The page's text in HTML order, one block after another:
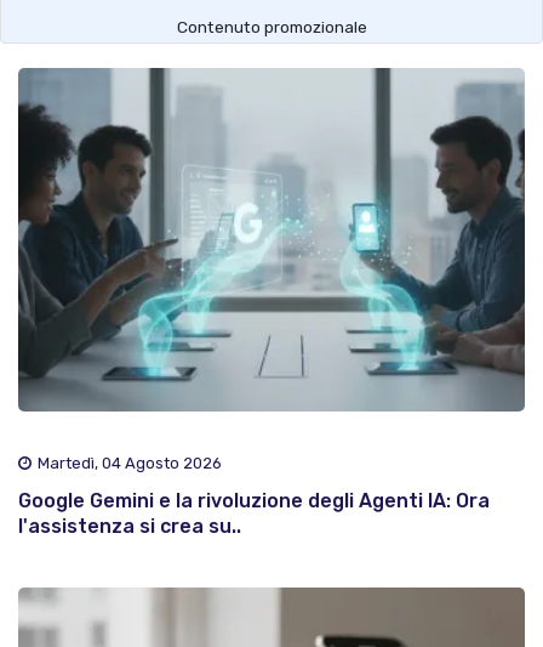
Contenuto promozionale
Martedì, 04 Agosto 2026
Google Gemini e la rivoluzione degli Agenti IA: Ora
l'assistenza si crea su..